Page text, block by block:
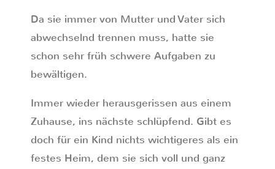
Da sie immer von Mutter und Vater sich
abwechselnd trennen muss, hatte sie
schon sehr früh schwere Aufgaben zu
bewältigen.
Immer wieder herausgerissen aus einem
Zuhause, ins nächste schlüpfend. Gibt es
doch für ein Kind nichts wichtigeres als ein
festes Heim, dem sie sich voll und ganz